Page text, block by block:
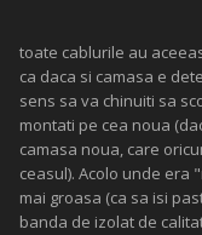
toate cablurile au
ca daca si camasa e
sens sa va chinuiti sa
montati pe cea noua
camasa noua, care
ceasul). Acolo unde
mai groasa (ca sa isi
banda de izolat de